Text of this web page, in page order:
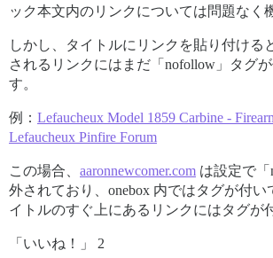
ック本文内のリンクについては問題なく
しかし、タイトルにリンクを貼り付ける
されるリンクにはまだ「nofollow」タグ
す。
例： Lefaucheux Model 1859 Carbine -
Lefaucheux Pinfire Forum
この場合、 aaronnewcomer.com は設定で
外されており、onebox 内ではタグが付い
イトルのすぐ上にあるリンクにはタグが
「いいね！」 2